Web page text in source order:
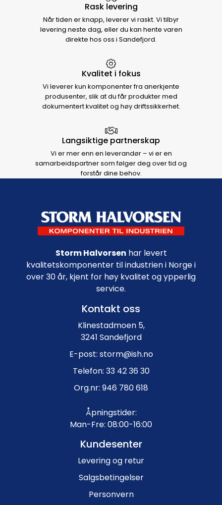
Rask levering
Når tiden er knapp, leverer vi raskt. Vi tilbyr
levering neste dag, eller du kan hente varen
direkte hos oss i Sandefjord.
Kvalitet i fokus
Vi leverer kun komponenter fra anerkjente
produsenter, slik at du får produkter med
dokumentert kvalitet og høy driftssikkerhet.
Langsiktige partnerskap
Vi er mer enn en leverandør – vi er en
samarbeidspartner som følger deg over tid og
forstår dine behov.
Footer navigation
Storm Halvorsen har levert
kvalitetskomponenter til industrien i Norge i
over 30 år, kjent for høy kvalitet og ypperlig
service.
Kontakt oss
Klinestadmoen 5,
3241 Sandefjord
E-post: storm@ish.no
Telefon: 33 42 36 30
Org.nr: 946 780 618
Åpningstider:
Man-Fre: 08:00-16:00
Kundesenter
Levering og retur
Salgsbetingelser
Personvern